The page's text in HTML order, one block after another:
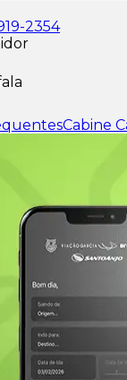
2354
Cabine